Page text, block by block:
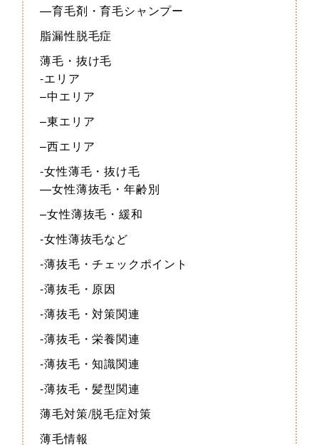
—育毛剤・育毛シャンプー
脂漏性脱毛症
薄毛・抜け毛
-エリア
–中エリア
–東エリア
–西エリア
-女性薄毛・抜け毛
—女性薄抜毛・年齢別
–女性薄抜毛・緩和
-女性薄抜毛など
-薄抜毛・チェックポイント
-薄抜毛・原因
-薄抜毛・対策関連
-薄抜毛・栄養関連
-薄抜毛・知識関連
-薄抜毛・髪型関連
薄毛対策/脱毛症対策
薄毛情報